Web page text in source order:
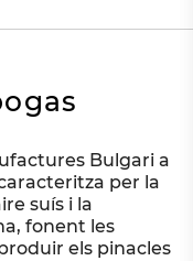
Bulgari a
per la
suís i la
fonent les
els pinacles